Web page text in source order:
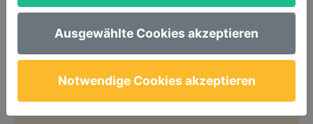
einem Link, um ein neues Passwort
festzulegen.
Anschließend steht Ihnen Ihr Account
wie gewohnt – nun im neuen Design –
wieder zur Verfügung.
Ausgewählte Cookies akzeptieren
Notwendige Cookies akzeptieren